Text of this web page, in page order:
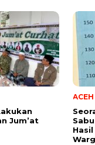
Jum’at